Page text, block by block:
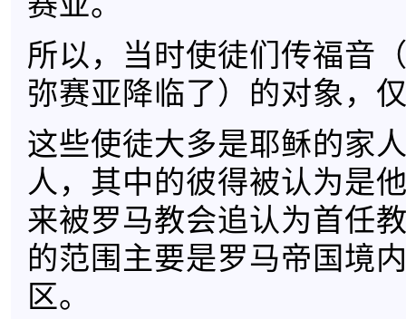
所以，当时使徒们传福音
弥赛亚降临了）的对象，
这些使徒大多是耶稣的家
人，其中的彼得被认为是
来被罗马教会追认为首任
的范围主要是罗马帝国境
区。